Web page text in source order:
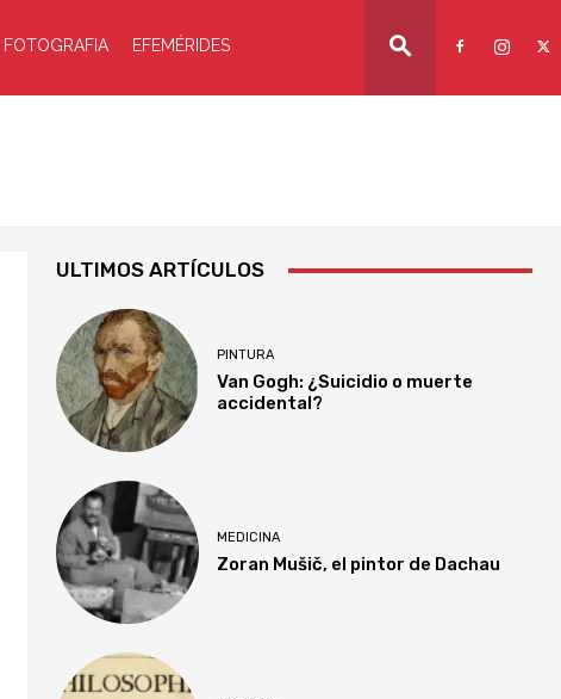
FOTOGRAFIA EFEMÉRIDES
ULTIMOS ARTÍCULOS
PINTURA
Van Gogh: ¿Suicidio o muerte
accidental?
MEDICINA
Zoran Mušič, el pintor de Dachau